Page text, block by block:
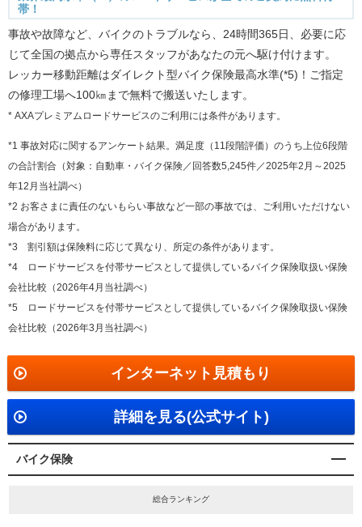
帯！
事故や故障など、バイクのトラブルなら、24時間365日、必要に応
じて全国の拠点から専任スタッフがあなたの元へ駆け付けます。
レッカー移動距離はダイレクト型バイク保険最高水準(*5)！ご指定
の修理工場へ100㎞まで無料で搬送いたします。
* AXAプレミアムロードサービスのご利用には条件があります。
*1 事故対応に関するアンケート結果。満足度（11段階評価）のうち上位6段階
の合計割合（対象：自動車・バイク保険／回答数5,245件／2025年2月～2025
年12月当社調べ）
*2 お客さまに責任のないもらい事故など一部の事故では、ご利用いただけない
場合があります。
*3 割引額は保険料に応じて異なり、所定の条件があります。
*4 ロードサービスを付帯サービスとして提供しているバイク保険取扱い保険
会社比較（2026年4月当社調べ）
*5 ロードサービスを付帯サービスとして提供しているバイク保険取扱い保険
会社比較（2026年3月当社調べ）
インターネット見積もり
詳細を見る(公式サイト)
バイク保険
総合ランキング